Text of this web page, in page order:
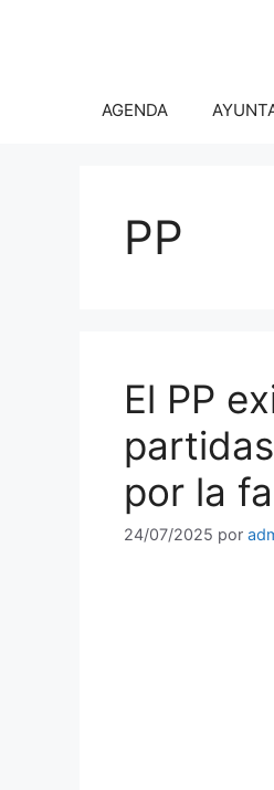
AGENDA
PP
El PP
por la
24/07/2025 por